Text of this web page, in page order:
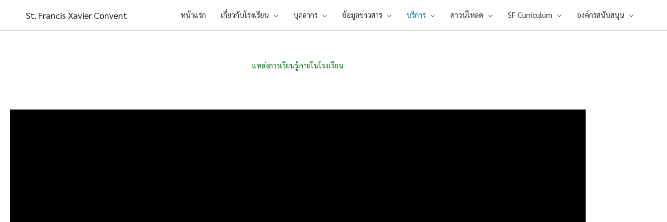
content
St. Francis Xavier Convent หน้าแรก เกี่ยวกับโรงเรียน บุคลากร ข้อมูลข่าวสาร บริการ ดาวน์โหลด SF Curriculum องค์กรสนับสนุน
แหล่งการเรียนรู้ภายในโรงเรียน